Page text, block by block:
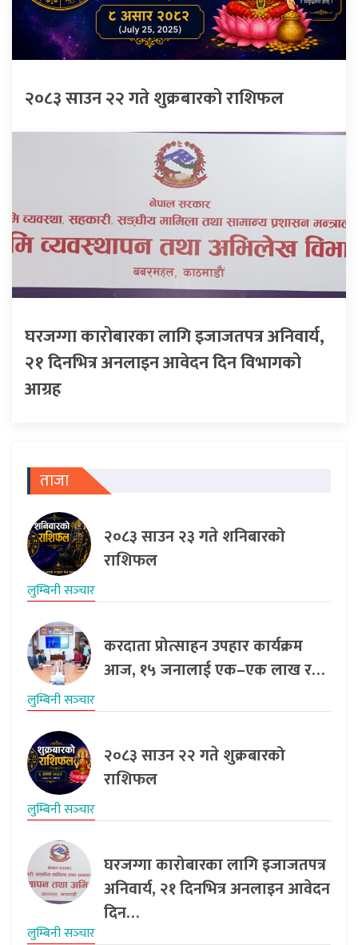
२०८३ साउन २२ गते शुक्रबारको राशिफल
घरजग्गा कारोबारका लागि इजाजतपत्र अनिवार्य,
२१ दिनभित्र अनलाइन आवेदन दिन विभागको
आग्रह
ताजा
२०८३ साउन २३ गते शनिबारको
राशिफल
लुम्बिनी सञ्‍चार
करदाता प्रोत्साहन उपहार कार्यक्रम
आज, १५ जनालाई एक–एक लाख र…
लुम्बिनी सञ्‍चार
२०८३ साउन २२ गते शुक्रबारको
राशिफल
लुम्बिनी सञ्‍चार
घरजग्गा कारोबारका लागि इजाजतपत्र
अनिवार्य, २१ दिनभित्र अनलाइन आवेदन
दिन…
लुम्बिनी सञ्‍चार